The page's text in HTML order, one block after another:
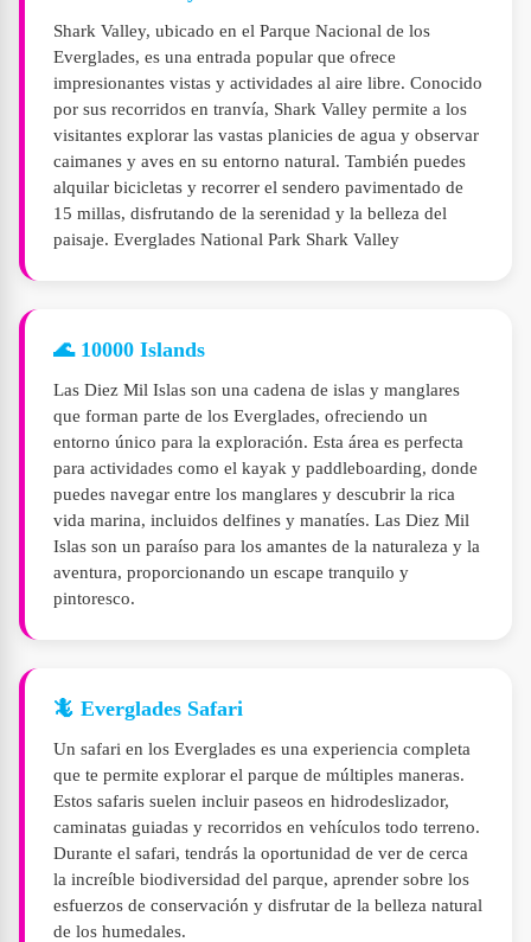
Shark Valley, ubicado en el Parque Nacional de los
Everglades, es una entrada popular que ofrece
impresionantes vistas y actividades al aire libre. Conocido
por sus recorridos en tranvía, Shark Valley permite a los
visitantes explorar las vastas planicies de agua y observar
caimanes y aves en su entorno natural. También puedes
alquilar bicicletas y recorrer el sendero pavimentado de
15 millas, disfrutando de la serenidad y la belleza del
paisaje. Everglades National Park Shark Valley
🌊 10000 Islands
Las Diez Mil Islas son una cadena de islas y manglares
que forman parte de los Everglades, ofreciendo un
entorno único para la exploración. Esta área es perfecta
para actividades como el kayak y paddleboarding, donde
puedes navegar entre los manglares y descubrir la rica
vida marina, incluidos delfines y manatíes. Las Diez Mil
Islas son un paraíso para los amantes de la naturaleza y la
aventura, proporcionando un escape tranquilo y
pintoresco.
🦎 Everglades Safari
Un safari en los Everglades es una experiencia completa
que te permite explorar el parque de múltiples maneras.
Estos safaris suelen incluir paseos en hidrodeslizador,
caminatas guiadas y recorridos en vehículos todo terreno.
Durante el safari, tendrás la oportunidad de ver de cerca
la increíble biodiversidad del parque, aprender sobre los
esfuerzos de conservación y disfrutar de la belleza natural
de los humedales.